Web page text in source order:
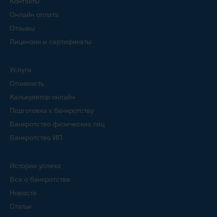
Онлайн оплата
Отзывы
Лицензии и сертификаты
Услуги
Стоимость
Калькулятор онлайн
Подготовка к банкротству
Банкротство физических лиц
Банкротство ИП
Истории успеха
Все о банкротстве
Новости
Статьи